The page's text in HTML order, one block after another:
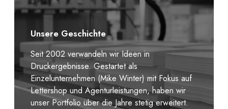
Unsere Geschichte
Seit 2002 verwandeln wir Ideen in
Druckergebnisse. Gestartet als
Einzelunternehmen (Mike Winter) mit Fokus auf
Lettershop und Agenturleistungen, haben wir
unser Portfolio über die Jahre stetig erweitert.